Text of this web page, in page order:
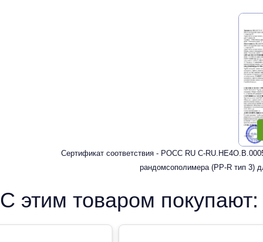
Сертификат соответствия - РОСС RU C-
рандомсополимера (PP-R тип 3)
С этим товаром покупают: